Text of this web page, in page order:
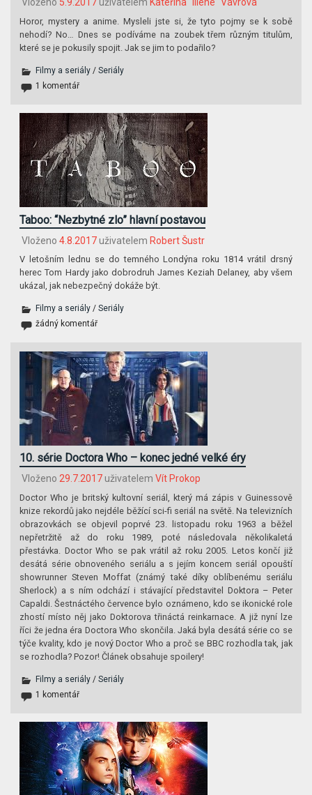
Horor, mystery a anime. Mysleli jste si, že tyto pojmy se k sobě
nehodí? No… Dnes se podíváme na zoubek třem různým titulům,
které se je pokusily spojit. Jak se jim to podařilo?
Filmy a seriály /Seriály
1 komentář
Taboo: “Nezbytné zlo” hlavní postavou
Vloženo 4.8.2017uživatelem Robert Šustr
V letošním lednu se do temného Londýna roku 1814 vrátil drsný
herec Tom Hardy jako dobrodruh James Keziah Delaney, aby všem
ukázal, jak nebezpečný dokáže být.
Filmy a seriály /Seriály
žádný komentář
10. série Doctora Who – konec jedné velké éry
Vloženo 29.7.2017uživatelem Vít Prokop
Doctor Who je britský kultovní seriál, který má zápis v Guinessově
knize rekordů jako nejdéle běžící sci-fi seriál na světě. Na televizních
obrazovkách se objevil poprvé 23. listopadu roku 1963 a běžel
nepřetržitě až do roku 1989, poté následovala několikaletá
přestávka. Doctor Who se pak vrátil až roku 2005. Letos končí již
desátá série obnoveného seriálu a s jejím koncem seriál opouští
showrunner Steven Moffat (známý také díky oblíbenému seriálu
Sherlock) a s ním odchází i stávající představitel Doktora – Peter
Capaldi. Šestnáctého července bylo oznámeno, kdo se ikonické role
zhostí místo něj jako Doktorova třináctá reinkarnace. A již nyní lze
říci že jedna éra Doctora Who skončila. Jaká byla desátá série co se
týče kvality, kdo je nový Doctor Who a proč se BBC rozhodla tak, jak
se rozhodla? Pozor! Článek obsahuje spoilery!
Filmy a seriály /Seriály
1 komentář